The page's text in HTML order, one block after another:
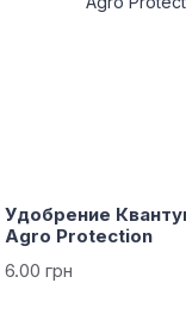
Удобрение
Agro Protection
6.00 грн